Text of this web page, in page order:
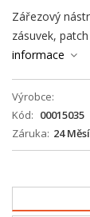
Zářezový
zásuvek,
informace
Výrobce
Kód
00015035
Záruka 24